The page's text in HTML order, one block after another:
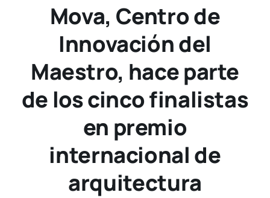
Mova, Centro de
Innovación del
Maestro, hace parte
de los cinco finalistas
en premio
internacional de
arquitectura